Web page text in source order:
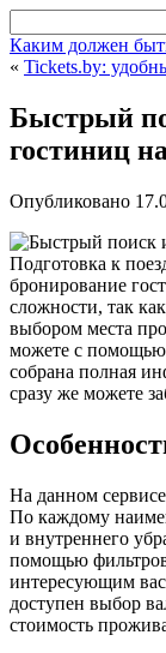
Каким должен
« Tickets.by:
Быстрый
гостиниц
Опубликовано
Подготовка к
бронирование
сложности, так
выбором места
можете с помощью
собрана полная
сразу же можете
На данном
По каждому
и внутреннего
помощью
интересующим
доступен выбор
стоимость